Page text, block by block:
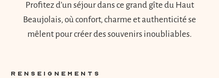
Profitez d’un séjour dans ce grand gîte du Haut
Beaujolais, où confort, charme et authenticité se
mêlent pour créer des souvenirs inoubliables.
RENSEIGNEMENTS